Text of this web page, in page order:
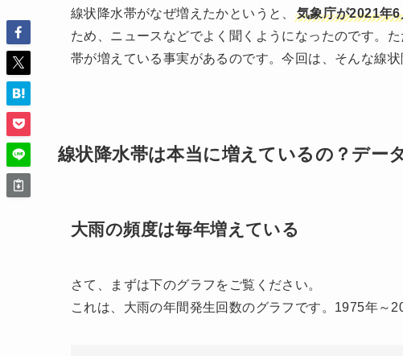
線状降水帯がなぜ増えたかというと、
気象庁が2021年
ため、ニュースなどでよく聞くようになったのです。
帯が増えている事実があるのです。今回は、そんな線
線状降水帯は本当に増えているの？デー
大雨の頻度は毎年増えている
さて、まずは下のグラフをご覧ください。
これは、大雨の年間発生回数のグラフです。1975年～